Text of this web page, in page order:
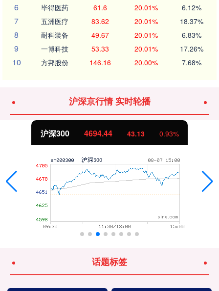
6 毕得医药 61.6 20.01% 6.12%
7 五洲医疗 83.62 20.01% 18.37%
8 耐科装备 49.67 20.01% 6.83%
9 一博科技 53.33 20.01% 17.26%
10 方邦股份 146.16 20.00% 7.68%
沪深京行情 实时轮播
沪深300 4694.44 43.13 0.93%
话题标签